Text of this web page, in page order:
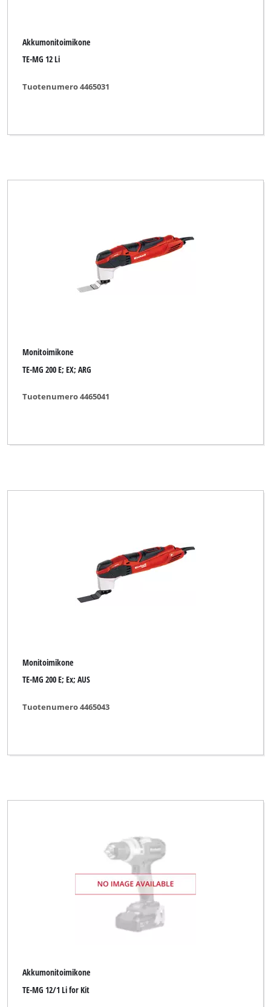
Akkumonitoimikone
TE-MG 12 Li
Tuotenumero 4465031
Monitoimikone
TE-MG 200 E; EX; ARG
Tuotenumero 4465041
Monitoimikone
TE-MG 200 E; Ex; AUS
Tuotenumero 4465043
Akkumonitoimikone
TE-MG 12/1 Li for Kit